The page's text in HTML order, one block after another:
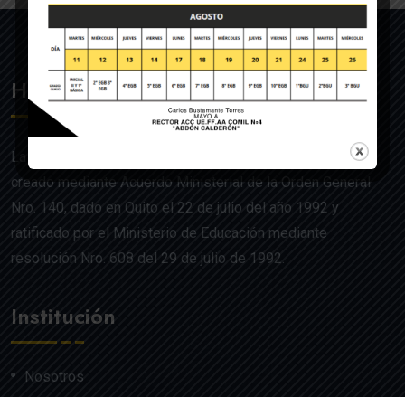
Historia
La UE de FF.AA. Colegio Militar N°4 “Abdón Calderón” fue
creado mediante Acuerdo Ministerial de la Orden General
Nro. 140, dado en Quito el 22 de julio del año 1992 y
ratificado por el Ministerio de Educación mediante
resolución Nro. 608 del 29 de julio de 1992.
Institución
Nosotros